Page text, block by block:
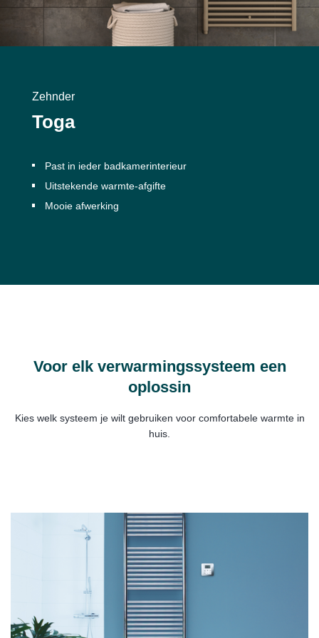
Zehnder
Toga
Past in ieder badkamerinterieur
Uitstekende warmte-afgifte
Mooie afwerking
Voor elk verwarmingssysteem een
oplossin
Kies welk systeem je wilt gebruiken voor comfortabele warmte in
huis.